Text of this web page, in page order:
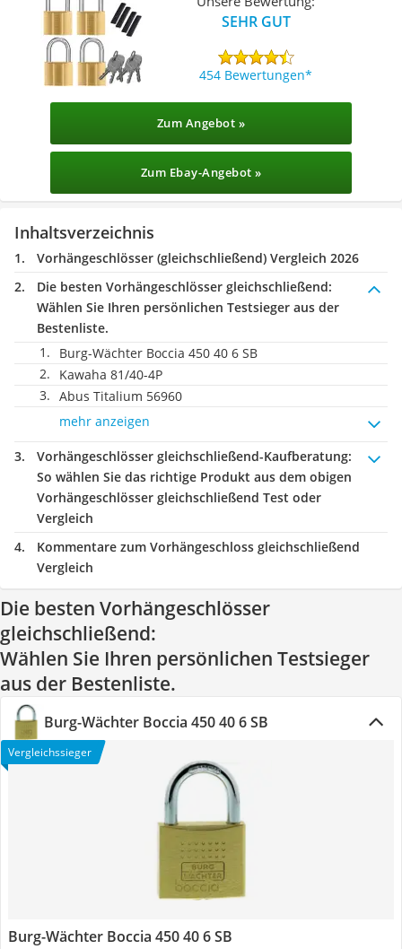
SEHR GUT
454 Bewertungen
Zum Angebot »
Zum Ebay-Angebot »
Inhaltsverzeichnis
Vorhängeschlösser (gleichschließend) Vergleich 2026
Die besten Vorhängeschlösser gleichschließend:
Wählen Sie Ihren persönlichen Testsieger aus der
Bestenliste.
Burg-Wächter Boccia 450 40 6 SB
Kawaha ‎81/40-4P
Abus Titalium 56960
mehr anzeigen
Vorhängeschlösser gleichschließend-Kaufberatung:
So wählen Sie das richtige Produkt aus dem obigen
Vorhängeschlösser gleichschließend Test oder
Vergleich
Kommentare zum Vorhängeschloss gleichschließend
Vergleich
Die besten Vorhängeschlösser
gleichschließend:
Wählen Sie Ihren persönlichen Testsieger
aus der Bestenliste.
Burg-Wächter Boccia 450 40 6 SB
Vergleichssieger
Burg-Wächter Boccia 450 40 6 SB